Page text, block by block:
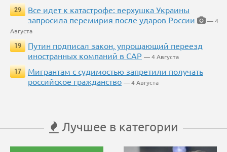
29
Все идет к катастрофе: верхушка Украины
запросила перемирия после ударов России
— 4
Августа
19
Путин подписал закон, упрощающий переезд
иностранных компаний в САР — 4 Августа
17
Мигрантам с судимостью запретили получать
российское гражданство — 4 Августа
Лучшее в категории